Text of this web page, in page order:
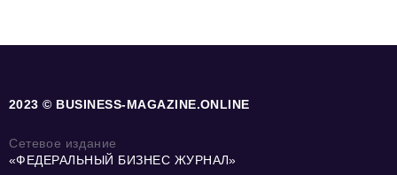
2023 © BUSINESS-MAGAZINE.ONLINE
Сетевое издание
«ФЕДЕРАЛЬНЫЙ БИЗНЕС ЖУРНАЛ»